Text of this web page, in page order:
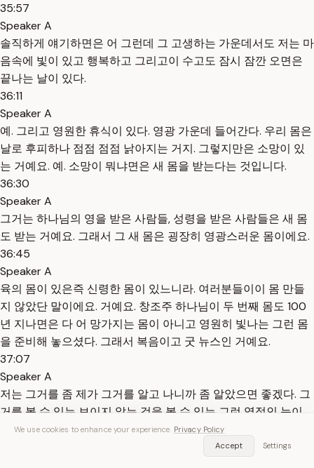
35:57
Speaker A
솔직하게 얘기하면은 어 그런데 그 고생하는 가운데서도 저는 마
음속에 빛이 있고 행복하고 그리고이 수고도 잠시 잠깐 오면은
끝나는 날이 있다.
36:11
Speaker A
예. 그리고 영원한 휴식이 있다. 영광 가운데 들어간다. 우리 몸은
날로 후피하나 점점 점점 낡아지는 거지. 그렇지만은 소망이 있
는 거예요. 예. 소망이 뭐냐면은 새 몸을 받는다는 것입니다.
36:30
Speaker A
그거는 하나님의 영을 받은 사람들, 성령을 받은 사람들은 새 몸
도 받는 거예요. 그래서 그 새 몸은 굉장히 영광스러운 몸이에요.
36:45
Speaker A
육의 몸이 있은즉 신령한 몸이 있느니라. 여러분들이이 몸 만들
지 않았단 말이에요. 거예요. 창조주 하나님이 두 번째 몸도 100
년 지나면은 다 어 망가지는 몸이 아니고 영원히 빛나는 그런 몸
을 준비해 놓으셨다. 그래서 복음이고 굿 뉴스인 거예요.
37:07
Speaker A
저는 그거를 좀 제가 그거를 알고 나니까 좀 알았으면 좋겠다. 그
거를 볼 수 있는 보이지 않는 것을 볼 수 있는 그런 영적인 눈이
열렸으면 좋겠다 하는 간절한 마음이 있다 하는 것입니다. 여러
분들도 어 두 번째 생명 현한 생명을 얻는 것이
We use cookies to enhance your experience. Privacy Policy
Accept
Settings